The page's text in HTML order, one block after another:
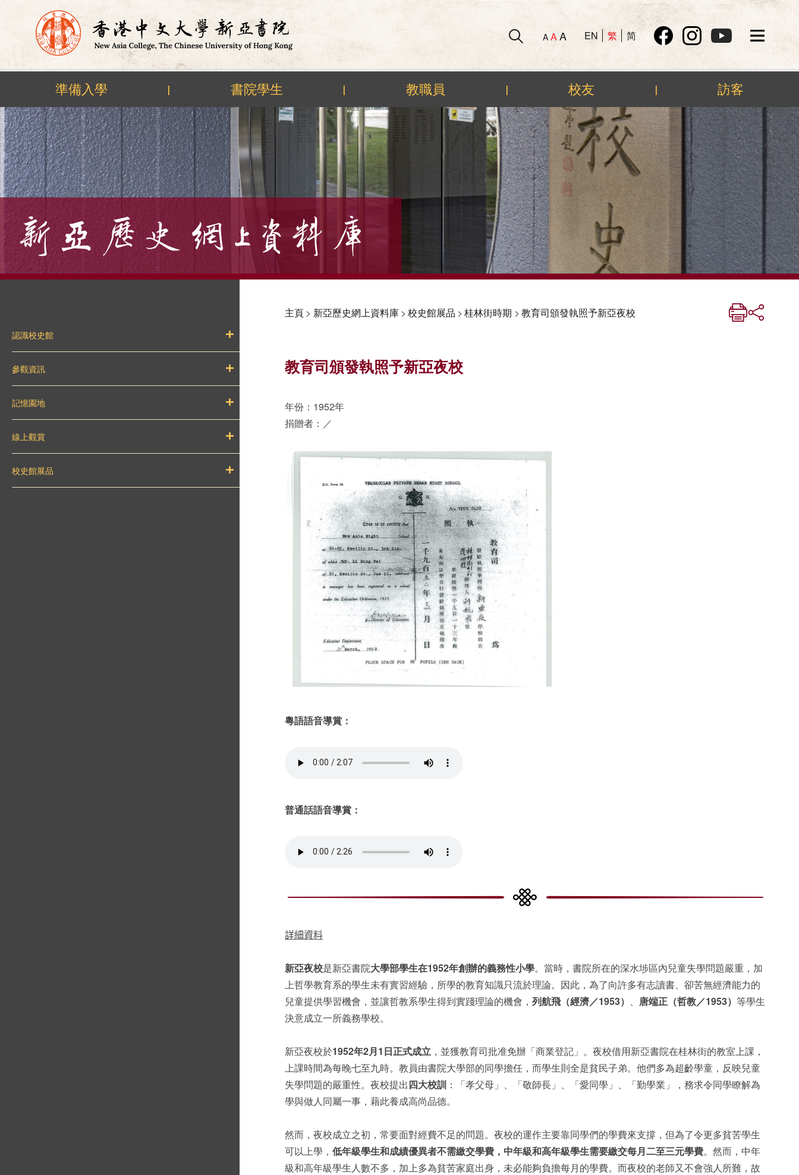
Skip
to
content
A AA EN 繁 简
準備入學 | 書院學生 | 教職員 | 校友 | 訪客
認識校史館
參觀資訊
記憶園地
線上觀賞
校史館展品
主頁> 新亞歷史網上資料庫> 校史館展品 > 桂林街時期 > 教育司頒發執照予新亞夜校
教育司頒發執照予新亞夜校
年份： 1952年
捐贈者：／
粵語語音導賞：
普通話語音導賞：
詳細資料
新亞夜校是新亞書院大學部學生在1952年創辦的義務性小學。當時，書院所在的深水埗區內兒童失學問題嚴重，加
上哲學教育系的學生未有實習經驗，所學的教育知識只流於理論。因此，為了向許多有志讀書、卻苦無經濟能力的
兒童提供學習機會，並讓哲教系學生得到實踐理論的機會，列航飛 （經濟／1953） 、 唐端正（哲教／1953）等學生
決意成立一所義務學校。
新亞夜校於1952年2月1 日正式成立 ，並獲教育司批准免辦「商業登記」。夜校借用新亞書院在桂林街的教室上課，
上課時間為每晚七至九時。教員由書院大學部的同學擔任，而學生則全是貧民子弟。他們多為超齡學童，反映兒童
失學問題的嚴重性。夜校提出四大校訓 ：「孝父母」、「敬師長」、「愛同學」、「勤學業」，務求令同學瞭解為
學與做人同屬一事，藉此養成高尚品德。
然而，夜校成立之初，常要面對經費不足的問題。夜校的運作主要靠同學們的學費來支撐，但為了令更多貧苦學生
可以上學，低年級學生和成績優異者不需繳交學費，中年級和高年級學生需要繳交每月二至三元學費。然而，中年
級和高年級學生人數不多，加上多為貧苦家庭出身，未必能夠負擔每月的學費。而夜校的老師又不會強人所難，故